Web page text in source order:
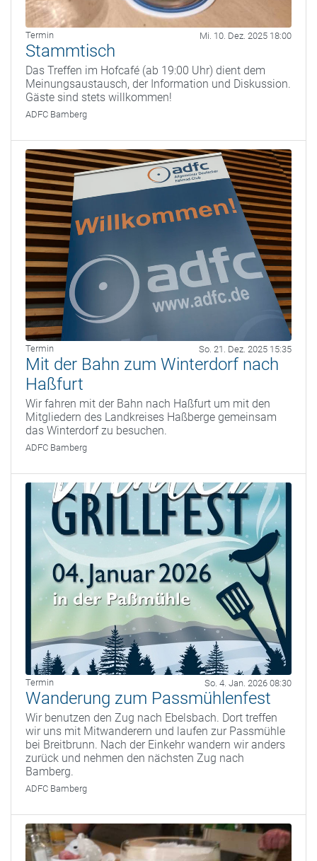
Termin Mi. 10. Dez. 2025 18:00
Stammtisch
Das Treffen im Hofcafé (ab 19:00 Uhr) dient dem
Meinungsaustausch, der Information und Diskussion.
Gäste sind stets willkommen!
ADFC Bamberg
Termin So. 21. Dez. 2025 15:35
Mit der Bahn zum Winterdorf nach
Haßfurt
Wir fahren mit der Bahn nach Haßfurt um mit den
Mitgliedern des Landkreises Haßberge gemeinsam
das Winterdorf zu besuchen.
ADFC Bamberg
Termin So. 4. Jan. 2026 08:30
Wanderung zum Passmühlenfest
Wir benutzen den Zug nach Ebelsbach. Dort treffen
wir uns mit Mitwanderern und laufen zur Passmühle
bei Breitbrunn. Nach der Einkehr wandern wir anders
zurück und nehmen den nächsten Zug nach
Bamberg.
ADFC Bamberg